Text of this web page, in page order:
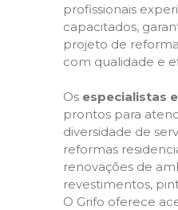
profissionais
capacitados,
projeto de
com qualidade e
Os especialistas
prontos para
diversidade de
reformas
renovações de
revestimentos,
O Grifo oferece